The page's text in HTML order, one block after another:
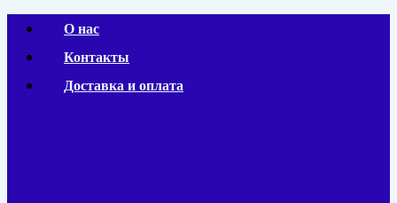
Перейти
содержимому
О нас
Контакты
Доставка и оплата